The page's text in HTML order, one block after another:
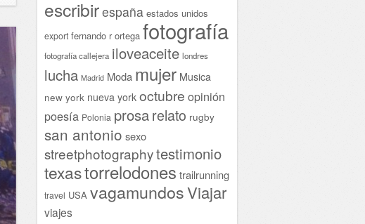
escribirespaña estados unidos
export fernando r ortega fotografía
fotografía callejera iloveaceite londres
lucha Madrid Moda mujer Musica
new york nueva york octubre opinión
poesía Polonia prosarelato rugby
san antonio sexo
streetphotographytestimonio
texastorrelodones trailrunning
travel USA vagamundosViajar
viajes